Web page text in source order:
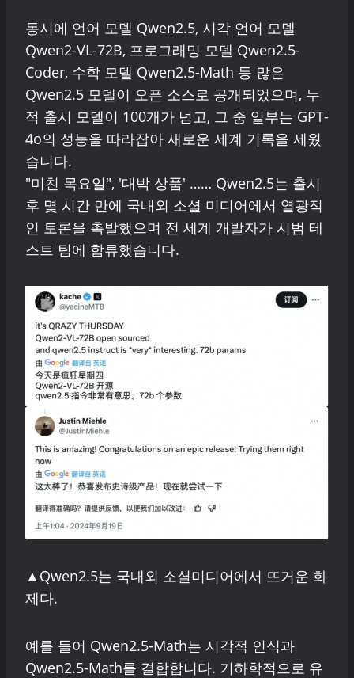
동시에 언어 모델 Qwen2.5, 시각 언어 모델
Qwen2-VL-72B, 프로그래밍 모델 Qwen2.5-
Coder, 수학 모델 Qwen2.5-Math 등 많은
Qwen2.5 모델이 오픈 소스로 공개되었으며, 누
적 출시 모델이 100개가 넘고, 그 중 일부는 GPT-
4o의 성능을 따라잡아 새로운 세계 기록을 세웠
습니다.
"미친 목요일", '대박 상품' …… Qwen2.5는 출시
후 몇 시간 만에 국내외 소셜 미디어에서 열광적
인 토론을 촉발했으며 전 세계 개발자가 시범 테
스트 팀에 합류했습니다.
▲Qwen2.5는 국내외 소셜미디어에서 뜨거운 화
제다.
예를 들어 Qwen2.5-Math는 시각적 인식과
Qwen2.5-Math를 결합합니다. 기하학적으로 유